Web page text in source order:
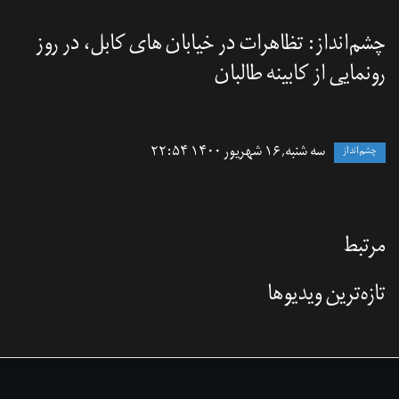
چشم‌انداز: تظاهرات در خیابان های کابل، در روز
رونمایی از کابینه طالبان
چشم‌انداز سه شنبه, ۱۶ شهریور ۱۴۰۰ ۲۲:۵۴
مرتبط
تازه‌‌ترین ویدیوها